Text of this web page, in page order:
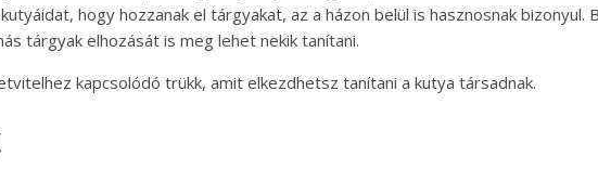
hogy hozzanak el tárgyakat, az a házon belül is hasznosnak bizonyul.
tárgyak elhozását is meg lehet nekik tanítani.
kapcsolódó trükk, amit elkezdhetsz tanítani a kutya társadnak.